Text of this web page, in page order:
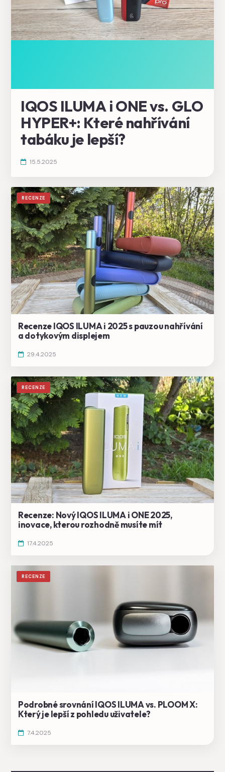
IQOS ILUMA i ONE vs. GLO
HYPER+: Které nahřívání
tabáku je lepší?
15.5.2025
RECENZE
Recenze IQOS ILUMA i 2025 s pauzou nahřívání
a dotykovým displejem
29.4.2025
RECENZE
Recenze: Nový IQOS ILUMA i ONE 2025,
inovace, kterou rozhodně musíte mít
17.4.2025
RECENZE
Podrobné srovnání IQOS ILUMA vs. PLOOM X:
Který je lepší z pohledu uživatele?
7.4.2025